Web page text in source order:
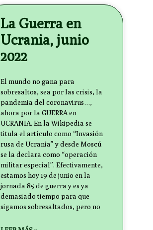
La Guerra en
Ucrania, junio
2022
El mundo no gana para
sobresaltos, sea por las crisis, la
pandemia del coronavirus…,
ahora por la GUERRA en
UCRANIA. En la Wikipedia se
titula el artículo como “Invasión
rusa de Ucrania” y desde Moscú
se la declara como “operación
militar especial”. Efectivamente,
estamos hoy 19 de junio en la
jornada 85 de guerra y es ya
demasiado tiempo para que
sigamos sobresaltados, pero no